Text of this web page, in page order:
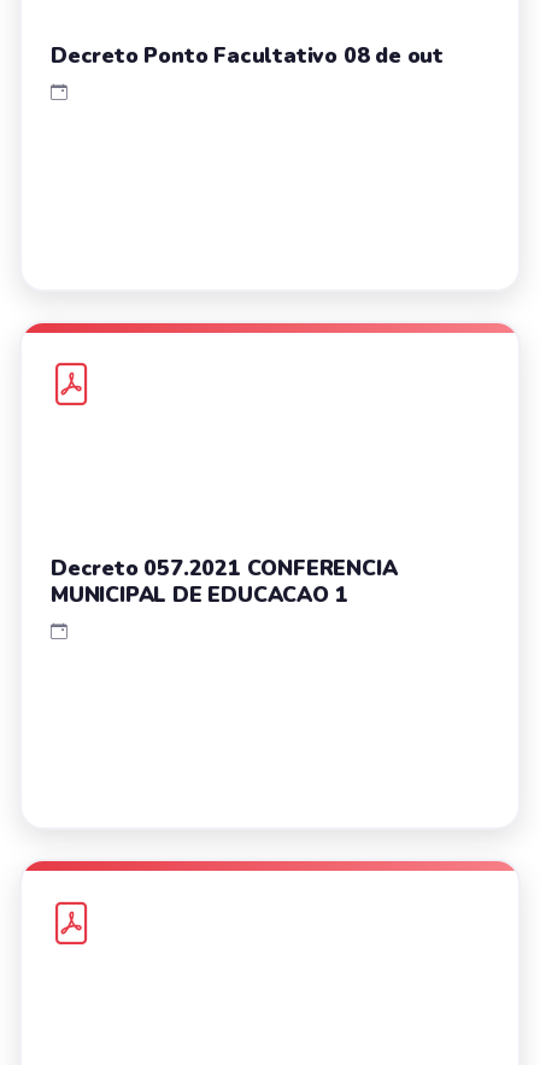
Decreto Ponto Facultativo 08 de out
Decreto 057.2021 CONFERENCIA
MUNICIPAL DE EDUCACAO 1